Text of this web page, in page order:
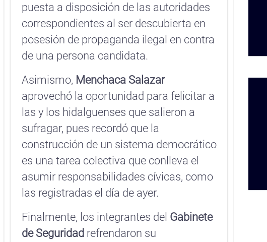
puesta a disposición de las autoridades
correspondientes al ser descubierta en
posesión de propaganda ilegal en contra
de una persona candidata.
Asimismo, Menchaca Salazar
aprovechó la oportunidad para felicitar a
las y los hidalguenses que salieron a
sufragar, pues recordó que la
construcción de un sistema democrático
es una tarea colectiva que conlleva el
asumir responsabilidades cívicas, como
las registradas el día de ayer.
Finalmente, los integrantes del Gabinete
de Seguridad refrendaron su